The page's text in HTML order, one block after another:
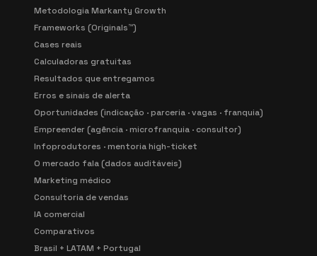
Metodologia Markanty Growth
Frameworks (Originals™)
Cases reais
Calculadoras gratuitas
Resultados que entregamos
Erros e sinais de alerta
Oportunidades (indicação · parceria · vagas · franquia)
Empreender (agência · microfranquia · consultor)
Infoprodutores · mentoria high-ticket
O mercado fala (dados auditáveis)
Marketing médico
Consultoria de vendas
IA comercial
Comparativos
Brasil + LATAM + Portugal